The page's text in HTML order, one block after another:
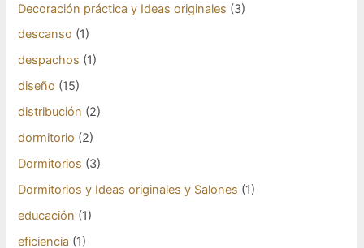
Decoración práctica y Ideas originales (3)
descanso (1)
despachos (1)
diseño (15)
distribución (2)
dormitorio (2)
Dormitorios (3)
Dormitorios y Ideas originales y Salones (1)
educación (1)
eficiencia (1)